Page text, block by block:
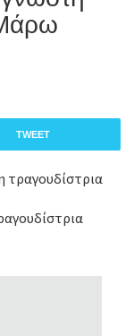
TWEET
τραγουδίστρια